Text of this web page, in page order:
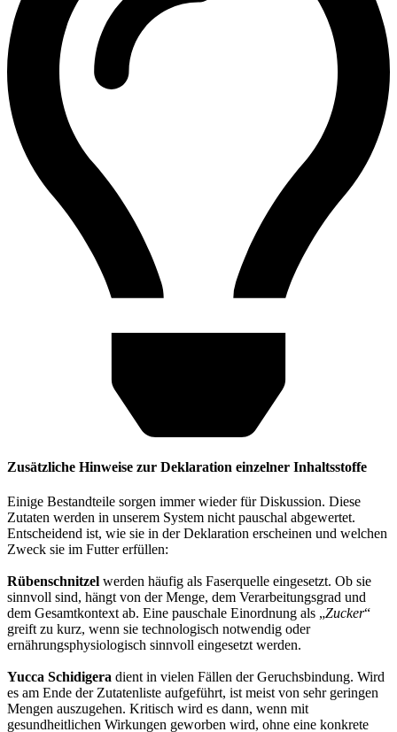
Zusätzliche Hinweise zur Deklaration einzelner Inhaltsstoffe
Einige Bestandteile sorgen immer wieder für Diskussion. Diese
Zutaten werden in unserem System nicht pauschal abgewertet.
Entscheidend ist, wie sie in der Deklaration erscheinen und welchen
Zweck sie im Futter erfüllen:
Rübenschnitzel werden häufig als Faserquelle eingesetzt. Ob sie
sinnvoll sind, hängt von der Menge, dem Verarbeitungsgrad und
dem Gesamtkontext ab. Eine pauschale Einordnung als „Zucker“
greift zu kurz, wenn sie technologisch notwendig oder
ernährungsphysiologisch sinnvoll eingesetzt werden.
Yucca Schidigera dient in vielen Fällen der Geruchsbindung. Wird
es am Ende der Zutatenliste aufgeführt, ist meist von sehr geringen
Mengen auszugehen. Kritisch wird es dann, wenn mit
gesundheitlichen Wirkungen geworben wird, ohne eine konkrete